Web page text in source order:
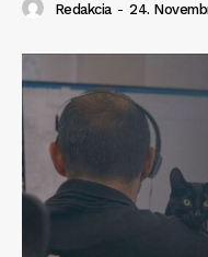
Redakcia - 24.